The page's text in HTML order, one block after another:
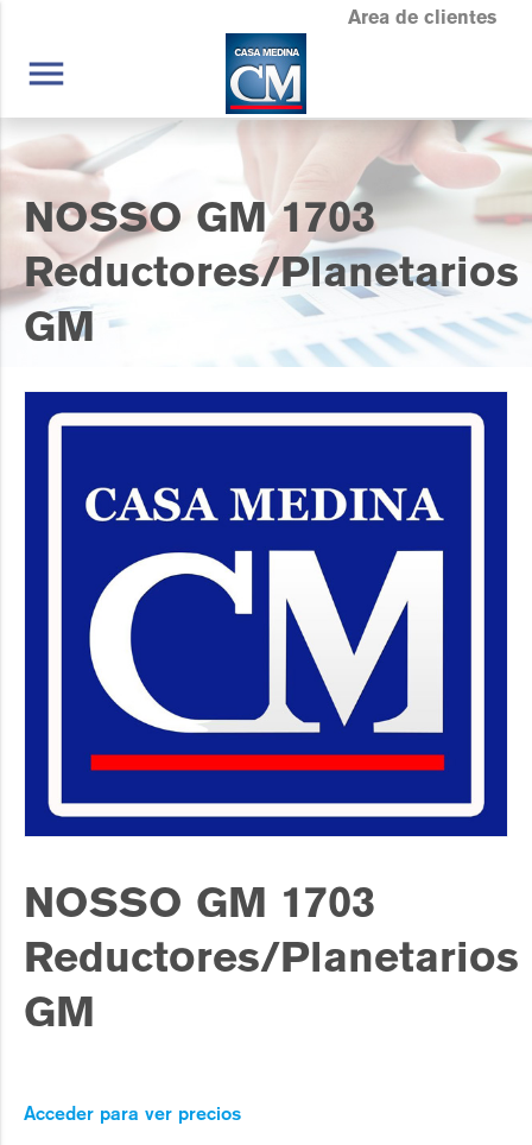
Area de clientes
menu
NOSSO GM 1703
Reductores/Planetarios
GM
NOSSO GM 1703
Reductores/Planetarios
GM
Acceder para ver precios